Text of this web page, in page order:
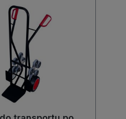
powierzchniach.
spawana konstrukcja
długą żywotność, a
blachy
odporność na
mechaniczne
bezpieczeństwo
Trzyramienne gwiazdy